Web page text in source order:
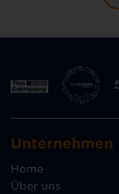
Unternehmen
Home
Über uns